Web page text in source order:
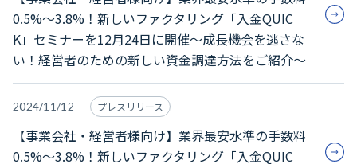
0.5%～3.8%！新しいファクタリング「入金QUIC
K」セミナーを12月24日に開催～成長機会を逃さな
い！経営者のための新しい資金調達方法をご紹介～
2024/11/12 プレスリリース
【事業会社・経営者様向け】業界最安水準の手数料
0.5%～3.8%！新しいファクタリング「入金QUIC